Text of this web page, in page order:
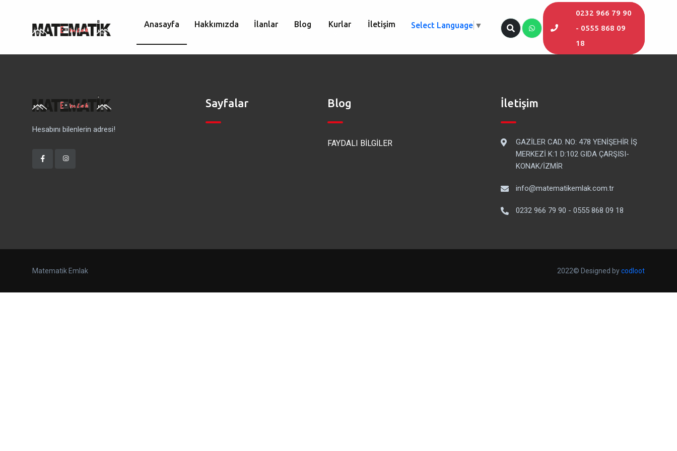
Anasayfa Hakkımızda İlanlar Blog Kurlar İletişim Select Language ▼
0232 966 79 90
- 0555 868 09
18
Hesabını bilenlerin adresi!
Sayfalar Blog
FAYDALI BİLGİLER
İletişim
GAZİLER CAD. NO: 478 YENİŞEHİR İŞ
MERKEZİ K:1 D:102 GIDA ÇARŞISI-
KONAK/İZMİR
info@matematikemlak.com.tr
0232 966 79 90 - 0555 868 09 18
Matematik Emlak 2022© Designed bycodloot